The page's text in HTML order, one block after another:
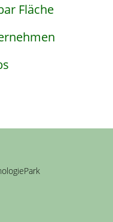
Fläche